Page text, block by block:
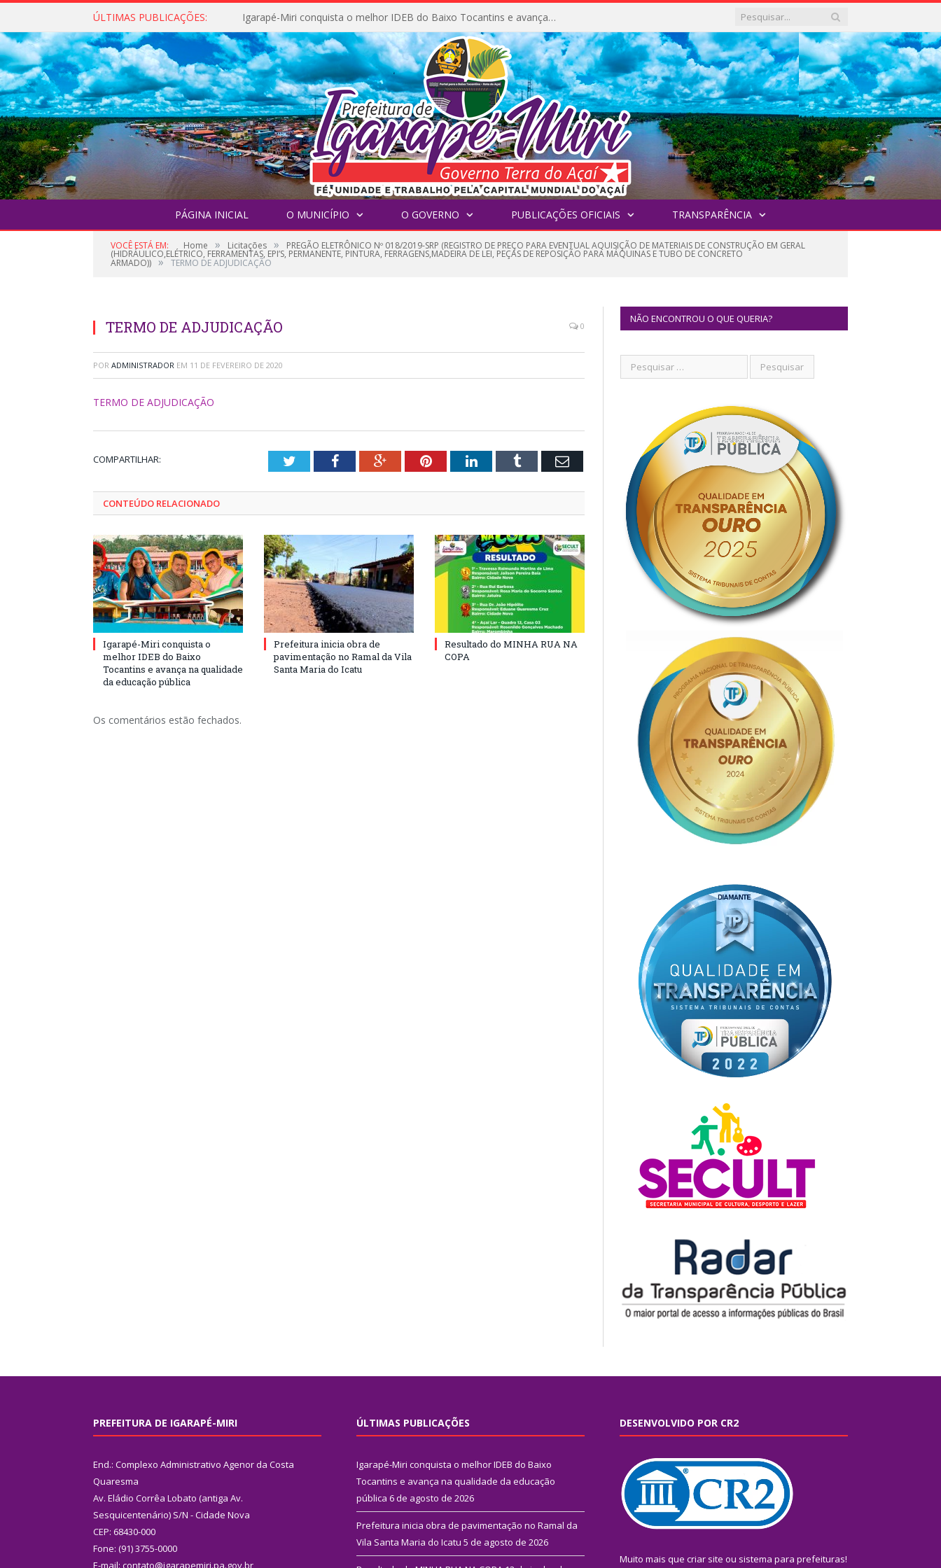
ÚLTIMAS PUBLICAÇÕES: Igarapé-Miri conquista o melhor IDEB do Baixo Tocantins e avança na qualidade da educação pública
PÁGINA INICIAL O MUNICÍPIO O GOVERNO PUBLICAÇÕES OFICIAIS TRANSPARÊNCIA
VOCÊ ESTÁ EM: Home » Licitações » PREGÃO ELETRÔNICO Nº 018/2019-SRP (REGISTRO DE PREÇO PARA EVENTUAL AQUISIÇÃO DE MATERIAIS DE CONSTRUÇÃO EM GERAL
(HIDRÁULICO,ELÉTRICO, FERRAMENTAS, EPI’S, PERMANENTE, PINTURA, FERRAGENS,MADEIRA DE LEI, PEÇAS DE REPOSIÇÃO PARA MÁQUINAS E TUBO DE CONCRETO
ARMADO)) » TERMO DE ADJUDICAÇÃO
TERMO DE ADJUDICAÇÃO 0
POR ADMINISTRADOR EM 11 DE FEVEREIRO DE 2020
TERMO DE ADJUDICAÇÃO
COMPARTILHAR: TwitterFacebookGoogle+PinterestLinkedInTumblr Email
CONTEÚDO RELACIONADO
Igarapé-Miri conquista o
melhor IDEB do Baixo
Tocantins e avança na qualidade
da educação pública
Prefeitura inicia obra de
pavimentação no Ramal da Vila
Santa Maria do Icatu
Resultado do MINHA RUA NA
COPA
Os comentários estão fechados.
NÃO ENCONTROU O QUE QUERIA?
PREFEITURA DE IGARAPÉ-MIRI
End.: Complexo Administrativo Agenor da Costa
Quaresma
Av. Eládio Corrêa Lobato (antiga Av.
Sesquicentenário) S/N - Cidade Nova
CEP: 68430-000
Fone: (91) 3755-0000
E-mail: contato@igarapemiri.pa.gov.br
ÚLTIMAS PUBLICAÇÕES
Igarapé-Miri conquista o melhor IDEB do Baixo
Tocantins e avança na qualidade da educação
pública 6 de agosto de 2026
Prefeitura inicia obra de pavimentação no Ramal da
Vila Santa Maria do Icatu 5 de agosto de 2026
DESENVOLVIDO POR CR2
Muito mais que criar site ou sistema para prefeituras!